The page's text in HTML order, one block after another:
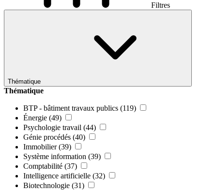
Filtres
Thématique
Thématique
BTP - bâtiment travaux publics (119)
Énergie (49)
Psychologie travail (44)
Génie procédés (40)
Immobilier (39)
Système information (39)
Comptabilité (37)
Intelligence artificielle (32)
Biotechnologie (31)